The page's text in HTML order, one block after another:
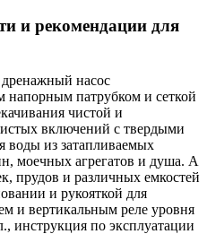
и рекомендации для
насос
напорным патрубком и сеткой
чистой и
включений с твердыми
воды из затапливаемых
моечных агрегатов и душа. А
прудов и различных емкостей
и рукояткой для
и вертикальным реле уровня
инструкция по эксплуатации